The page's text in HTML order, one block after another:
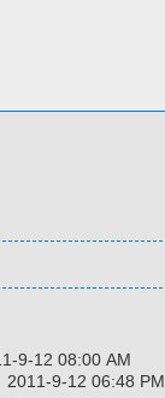
9-12 08:00 AM
2011-9-12 06:48 PM